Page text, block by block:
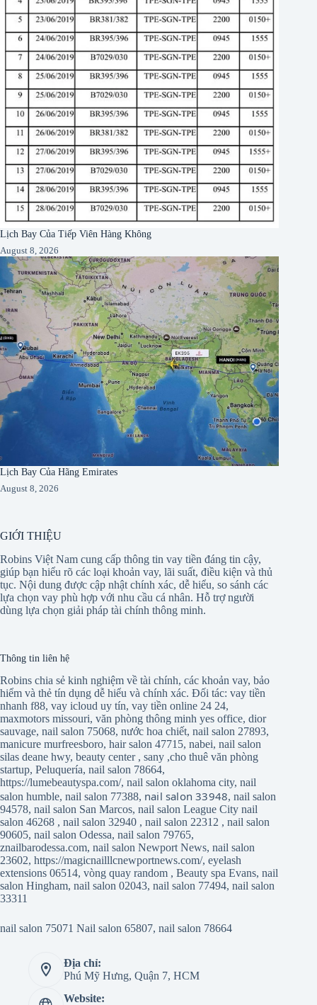
Lịch Bay Của Tiếp Viên Hàng Không
August 8, 2026
Lịch Bay Của Hãng Emirates
August 8, 2026
GIỚI THIỆU
Robins Việt Nam cung cấp thông tin vay tiền đáng tin cậy,
giúp bạn hiểu rõ các loại khoản vay, lãi suất, điều kiện và thủ
tục. Nội dung được cập nhật chính xác, dễ hiểu, so sánh các
lựa chọn vay phù hợp với nhu cầu cá nhân. Hỗ trợ người
dùng lựa chọn giải pháp tài chính thông minh.
Thông tin liên hệ
Robins chia sẻ kinh nghiệm về tài chính, các khoản vay, bảo
hiểm và thẻ tín dụng dễ hiểu và chính xác. Đối tác: vay tiền
nhanh f88, vay icloud uy tín, vay tiền online 24 24,
maxmotors missouri, văn phòng thông minh yes office, dior
sauvage, nail salon 75068, nước hoa chiết, nail salon 27893,
manicure murfreesboro, hair salon 47715, nabei, nail salon
silas deane hwy, beauty center, sany ,cho thuê văn phòng
startup, Peluquería, nail salon 78664,
https://lumebeautyspa.com/, nail salon oklahoma city, nail
salon humble, nail salon 77388, nail salon 33948,nail salon
94578, nail salon San Marcos, nail salon League City nail
salon 46268 , nail salon 32940 , nail salon 22312 , nail salon
90605, nail salon Odessa, nail salon 79765,
znailbarodessa.com, nail salon Newport News, nail salon
23602, https://magicnailllcnewportnews.com/, eyelash
extensions 06514, vòng quay random , Beauty spa Evans, nail
salon Hingham, nail salon 02043, nail salon 77494, nail salon
33311
nail salon 75071 Nail salon 65807, nail salon 78664
Địa chỉ:
Phú Mỹ Hưng, Quận 7, HCM
Website: